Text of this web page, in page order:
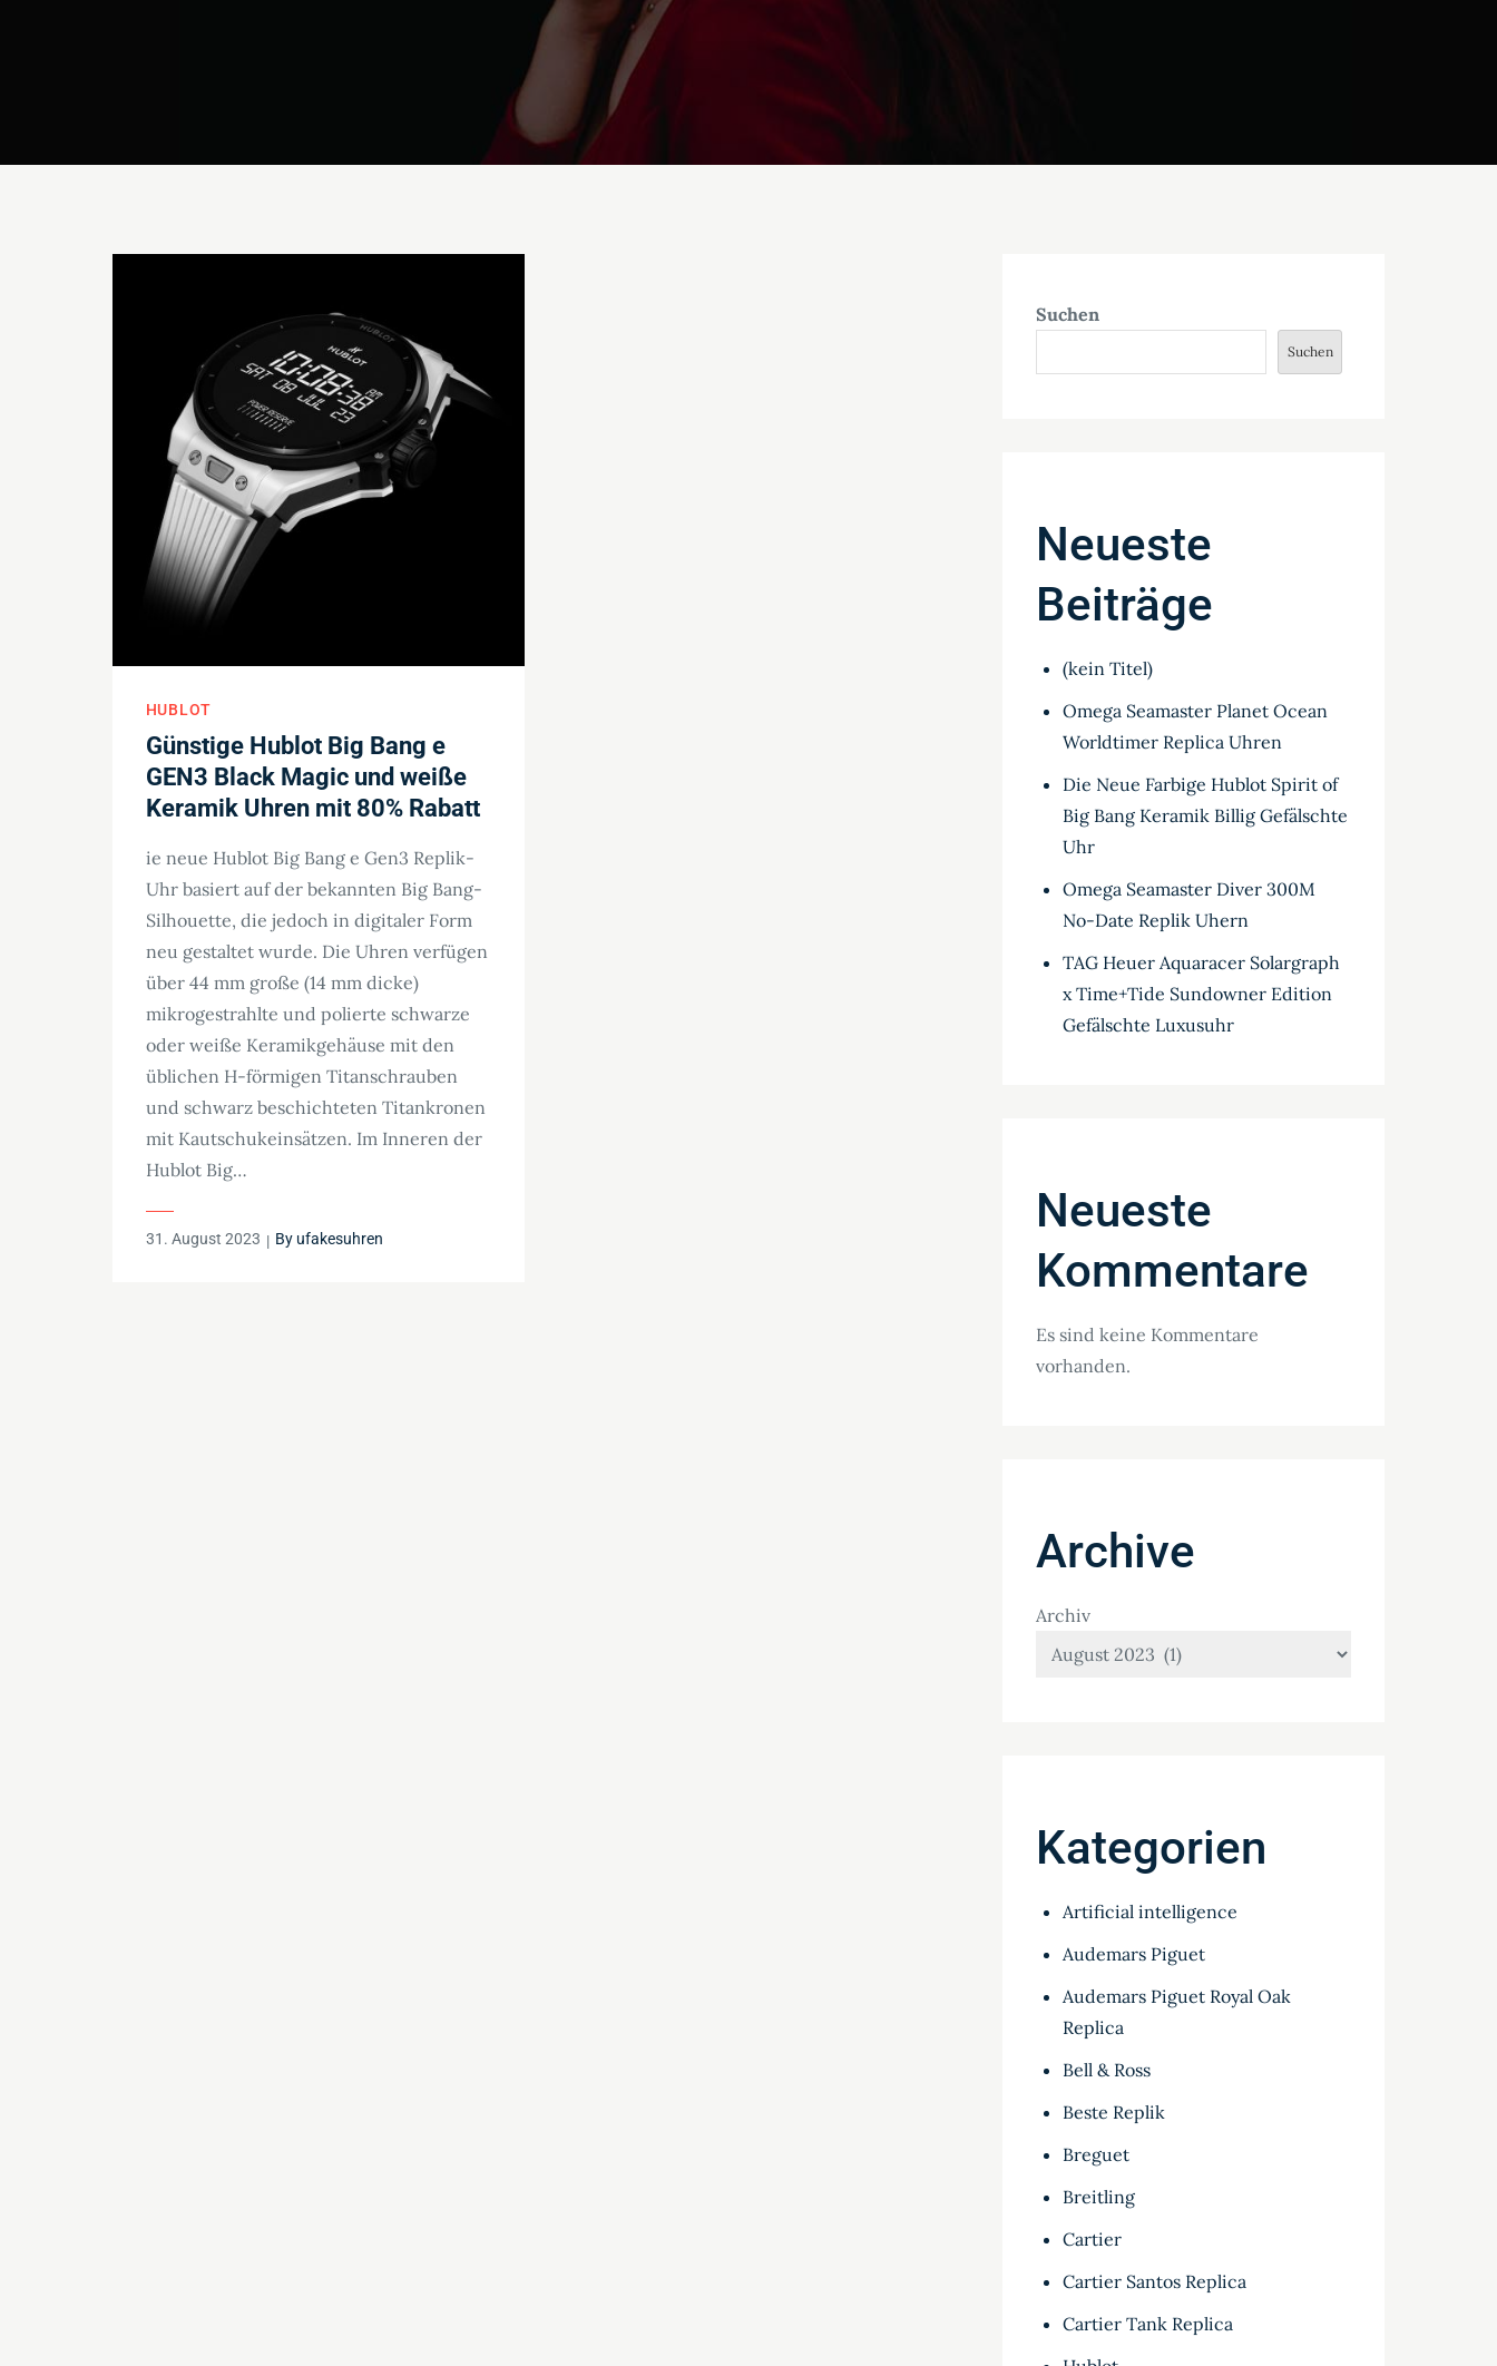
HUBLOT
Günstige Hublot Big Bang e
GEN3 Black Magic und weiße
Keramik Uhren mit 80% Rabatt
ie neue Hublot Big Bang e Gen3 Replik-
Uhr basiert auf der bekannten Big Bang-
Silhouette, die jedoch in digitaler Form
neu gestaltet wurde. Die Uhren verfügen
über 44 mm große (14 mm dicke)
mikrogestrahlte und polierte schwarze
oder weiße Keramikgehäuse mit den
üblichen H-förmigen Titanschrauben
und schwarz beschichteten Titankronen
mit Kautschukeinsätzen. Im Inneren der
Hublot Big…
Posted
31. August 2023 By ufakesuhren
Suchen
Suchen
Neueste
Beiträge
(kein Titel)
Omega Seamaster Planet Ocean
Worldtimer Replica Uhren
Die Neue Farbige Hublot Spirit of
Big Bang Keramik Billig Gefälschte
Uhr
Omega Seamaster Diver 300M
No-Date Replik Uhern
TAG Heuer Aquaracer Solargraph
x Time+Tide Sundowner Edition
Gefälschte Luxusuhr
Neueste
Kommentare
Es sind keine Kommentare
vorhanden.
Archive
Archiv
Kategorien
Artificial intelligence
Audemars Piguet
Audemars Piguet Royal Oak
Replica
Bell & Ross
Beste Replik
Breguet
Breitling
Cartier
Cartier Santos Replica
Cartier Tank Replica